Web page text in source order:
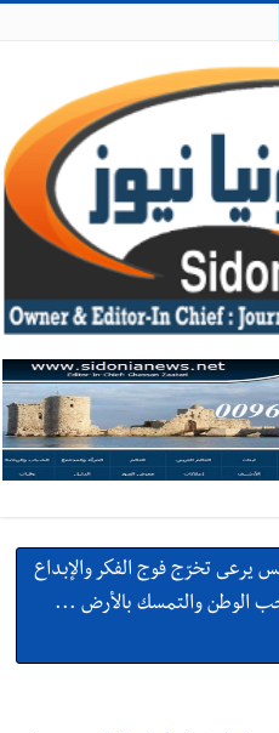
يرعى تخرّج فوج الفكر والإبداع
الوطن والتمسك بالأرض ...